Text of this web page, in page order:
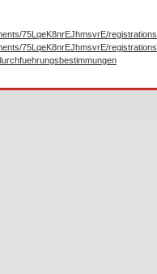
75LqeK8nrEJhmsvrE/registrations
75LqeK8nrEJhmsvrE/registrations